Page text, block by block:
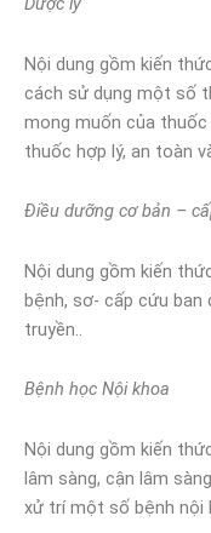
Nội dung gồm kiến
cách sử dụng một số
mong muốn của thuốc
thuốc hợp lý, an toàn
Điều dưỡng cơ bản –
Nội dung gồm kiến
bệnh, sơ- cấp cứu ban
truyền..
Bệnh học Nội khoa
Nội dung gồm kiến
lâm sàng, cận lâm
xử trí một số bệnh nội